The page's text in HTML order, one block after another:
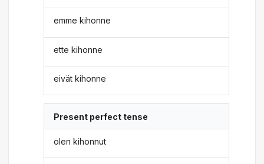
emme kihonne
ette kihonne
eivät kihonne
Present perfect tense
olen kihonnut